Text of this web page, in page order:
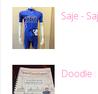
Saje -
Doodle